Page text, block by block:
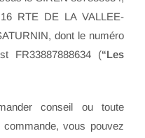
RTE DE LA VALLEE-
dont le numéro
FR33887888634 (“Les
conseil ou toute
vous pouvez